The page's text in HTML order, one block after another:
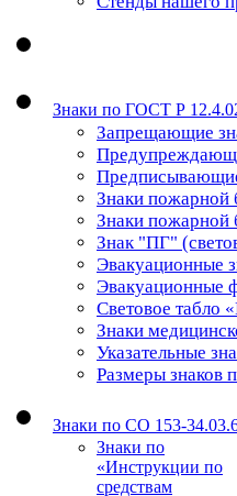
Знаки по ГОСТ Р
Запрещающие
Знаки пожарной
Знаки пожарной
Знак "ПГ"
Эвакуационные
Эвакуационные
Световое табло
Знаки
Указательные
Размеры знаков
Знаки по СО 153-
Знаки по
«Инструкции по
средствам